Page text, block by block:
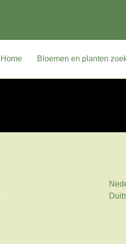
Home Bloemen en planten